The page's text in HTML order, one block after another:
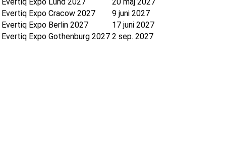
Evertiq Expo Lund 2027
20 maj 2027
Evertiq Expo Cracow 2027
9 juni 2027
Evertiq Expo Berlin 2027
17 juni 2027
Evertiq Expo Gothenburg 2027 2 sep. 2027